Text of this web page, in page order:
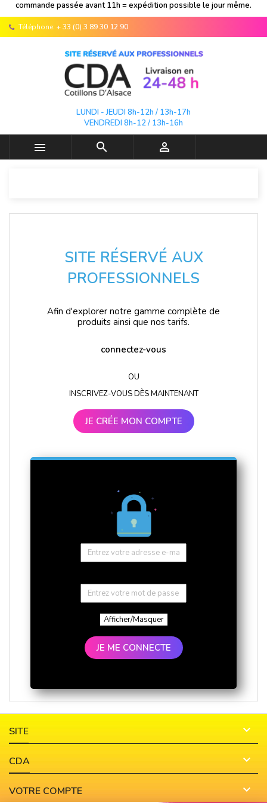
commande passée avant 11h = expédition possible le jour même.
Téléphone: + 33 (0) 3 89 30 12 90
LUNDI - JEUDI 8h-12h / 13h-17h
VENDREDI 8h-12 / 13h-16h
  
SITE RÉSERVÉ AUX
PROFESSIONNELS
Afin d'explorer notre gamme complète de
produits ainsi que nos tarifs.
connectez-vous
OU
INSCRIVEZ-VOUS DÈS MAINTENANT
JE CRÉE MON COMPTE
Afficher/Masquer
JE ME CONNECTE
SITE 
CDA 
VOTRE COMPTE 